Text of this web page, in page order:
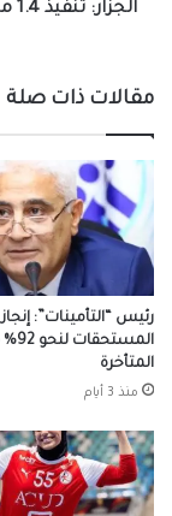
مقالات ذات صلة
رئيس “التأمينات”:
المتأخرة
منذ 3 أيام